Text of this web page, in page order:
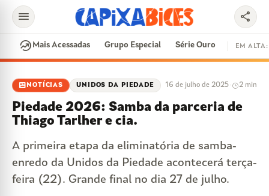
search
EM ALTA
DISPUTA DE SAMBA SAMBA-ENREDO
menu share
whatshot Mais Acessadas Grupo Especial Série Ouro EM ALTA:
newsmode NOTÍCIAS UNIDOS DA PIEDADE 16 de julho de 2025· 2 min
Piedade 2026: Samba da parceria de
Thiago Tarlher e cia.
A primeira etapa da eliminatória de samba-
enredo da Unidos da Piedade acontecerá terça-
feira (22). Grande final no dia 27 de julho.